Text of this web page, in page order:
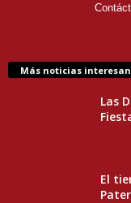
Más noticias
Las
El